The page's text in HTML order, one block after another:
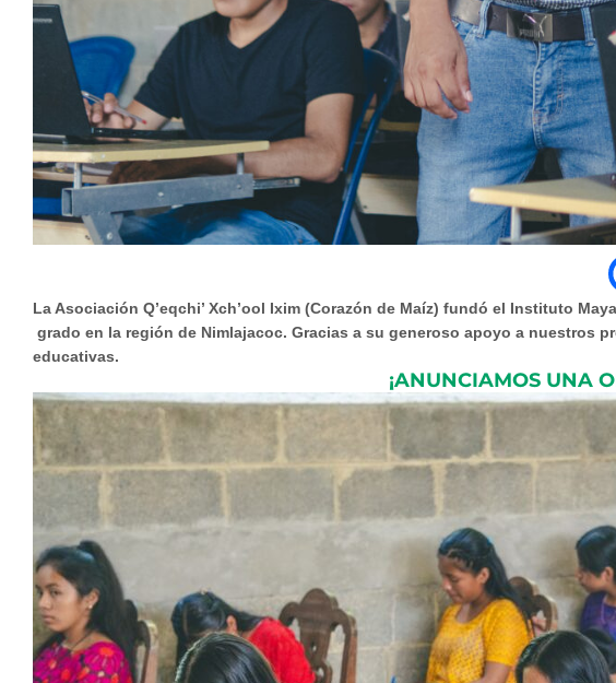
La Asociación Q’eqchi’ Xch’ool Ixim (Corazón de Maíz) fundó el Instituto
grado en la región de Nimlajacoc. Gracias a su generoso apoyo a nuestros
educativas.
¡ANUNCIAMOS UNA